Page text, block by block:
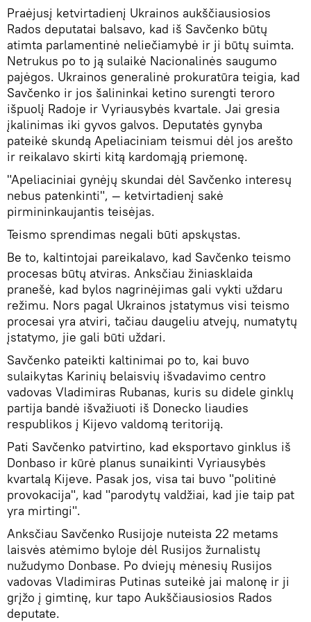
Praėjusį ketvirtadienį Ukrainos aukščiausiosios
Rados deputatai balsavo, kad iš Savčenko būtų
atimta parlamentinė neliečiamybė ir ji būtų suimta.
Netrukus po to ją sulaikė Nacionalinės saugumo
pajėgos. Ukrainos generalinė prokuratūra teigia, kad
Savčenko ir jos šalininkai ketino surengti teroro
išpuolį Radoje ir Vyriausybės kvartale. Jai gresia
įkalinimas iki gyvos galvos. Deputatės gynyba
pateikė skundą Apeliaciniam teismui dėl jos arešto
ir reikalavo skirti kitą kardomąją priemonę.
"Apeliaciniai gynėjų skundai dėl Savčenko interesų
nebus patenkinti", — ketvirtadienį sakė
pirmininkaujantis teisėjas.
Teismo sprendimas negali būti apskųstas.
Be to, kaltintojai pareikalavo, kad Savčenko teismo
procesas būtų atviras. Anksčiau žiniasklaida
pranešė, kad bylos nagrinėjimas gali vykti uždaru
režimu. Nors pagal Ukrainos įstatymus visi teismo
procesai yra atviri, tačiau daugeliu atvejų, numatytų
įstatymo, jie gali būti uždari.
Savčenko pateikti kaltinimai po to, kai buvo
sulaikytas Karinių belaisvių išvadavimo centro
vadovas Vladimiras Rubanas, kuris su didele ginklų
partija bandė išvažiuoti iš Donecko liaudies
respublikos į Kijevo valdomą teritoriją.
Pati Savčenko patvirtino, kad eksportavo ginklus iš
Donbaso ir kūrė planus sunaikinti Vyriausybės
kvartalą Kijeve. Pasak jos, visa tai buvo "politinė
provokacija", kad "parodytų valdžiai, kad jie taip pat
yra mirtingi".
Anksčiau Savčenko Rusijoje nuteista 22 metams
laisvės atėmimo byloje dėl Rusijos žurnalistų
nužudymo Donbase. Po dviejų mėnesių Rusijos
vadovas Vladimiras Putinas suteikė jai malonę ir ji
grįžo į gimtinę, kur tapo Aukščiausiosios Rados
deputate.